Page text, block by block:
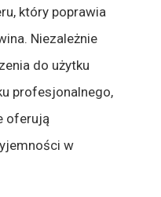
który poprawia
Niezależnie
do użytku
profesjonalnego,
oferują
w